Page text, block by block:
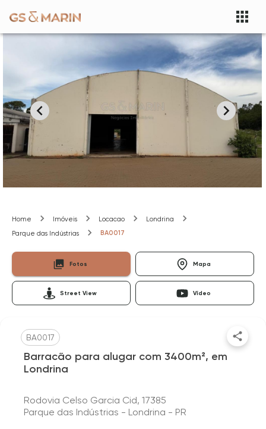
Home Imóveis Locacao
Londrina
Parque das Indústrias
BA0017
Fotos Mapa
Street View Vídeo
BA0017
Barracão para alugar com 3400m², em
Londrina
Rodovia Celso Garcia Cid, 17385
Parque das Indústrias - Londrina - PR